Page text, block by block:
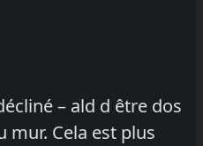
– ald d être dos
mur. Cela est plus